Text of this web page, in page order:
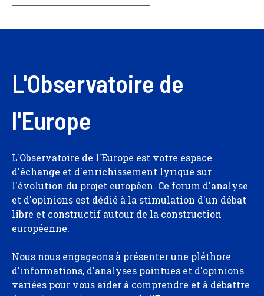
L'Observatoire de
l'Europe
L'Observatoire de l'Europe est votre espace
d'échange et d'enrichissement lyrique sur
l'évolution du projet européen. Ce forum d'analyse
et d'opinions est dédié à la stimulation d'un débat
libre et constructif autour de la construction
européenne.
Nous nous engageons à présenter une pléthore
d'informations, d'analyses pointues et d'opinions
variées pour vous aider à comprendre et à débattre